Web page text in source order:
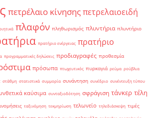
πετρέλαιο κίνησηςπετρελαιοειδή
πλαφόν πληθωρισμός πλυντήρια πλυντήριο
πρατήριο ενέργειας πρατήριο
προγραμματικές δηλώσεις προδιαγραφές προθεσμία
πρόσωπα πτωχευτικός πυρκαγιά ρεύμα ρούβλια
στάθμη στατιστικά συμμορία συνάντηση συνέδριο συνέντευξη τύπου
καύσιμα συνταξιοδότηση σφράγιση τάνκερ τέλη
ταξινόμηση τεκμηρίωση τελωνείο τηλεδιάσκεψη τιμές